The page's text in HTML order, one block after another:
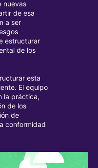
nuevas
de esa
a ser
estructurar
de los
esta
El equipo
la práctica,
de los
de
conformidad